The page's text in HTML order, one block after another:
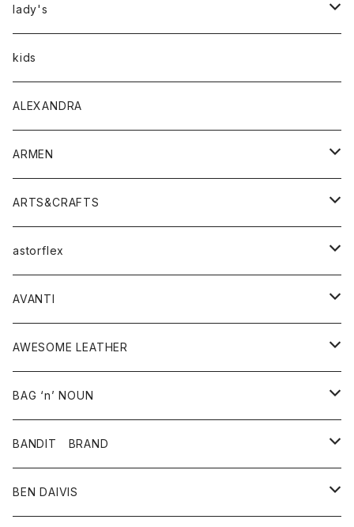
アウター
トップス
Tシャツ
シャツ
ボトムス
lady's
アウター
トップス
Tシャツ・カットソー
シャツ・ブラウス
ボトムス
パンツ
スカート
ワンピース・オールインワン
バッグ
シューズ
アクセサリー
その他雑貨
kids
ALEXANDRA
ARMEN
アウター
コート
ジャケット
トップス
ベスト
シャツ
ワンピース
ボトム
スカート
パンツ
グッズ
靴
ARTS&CRAFTS
アクセサリー
ウォレット
バッグ
astorflex
グッズ
靴
AVANTI
シャツ
AWESOME LEATHER
アウター
革ジャケット
BAG ‘n’ NOUN
アクセサリー
バッグ
BANDIT BRAND
トップス
BEN DAIVIS